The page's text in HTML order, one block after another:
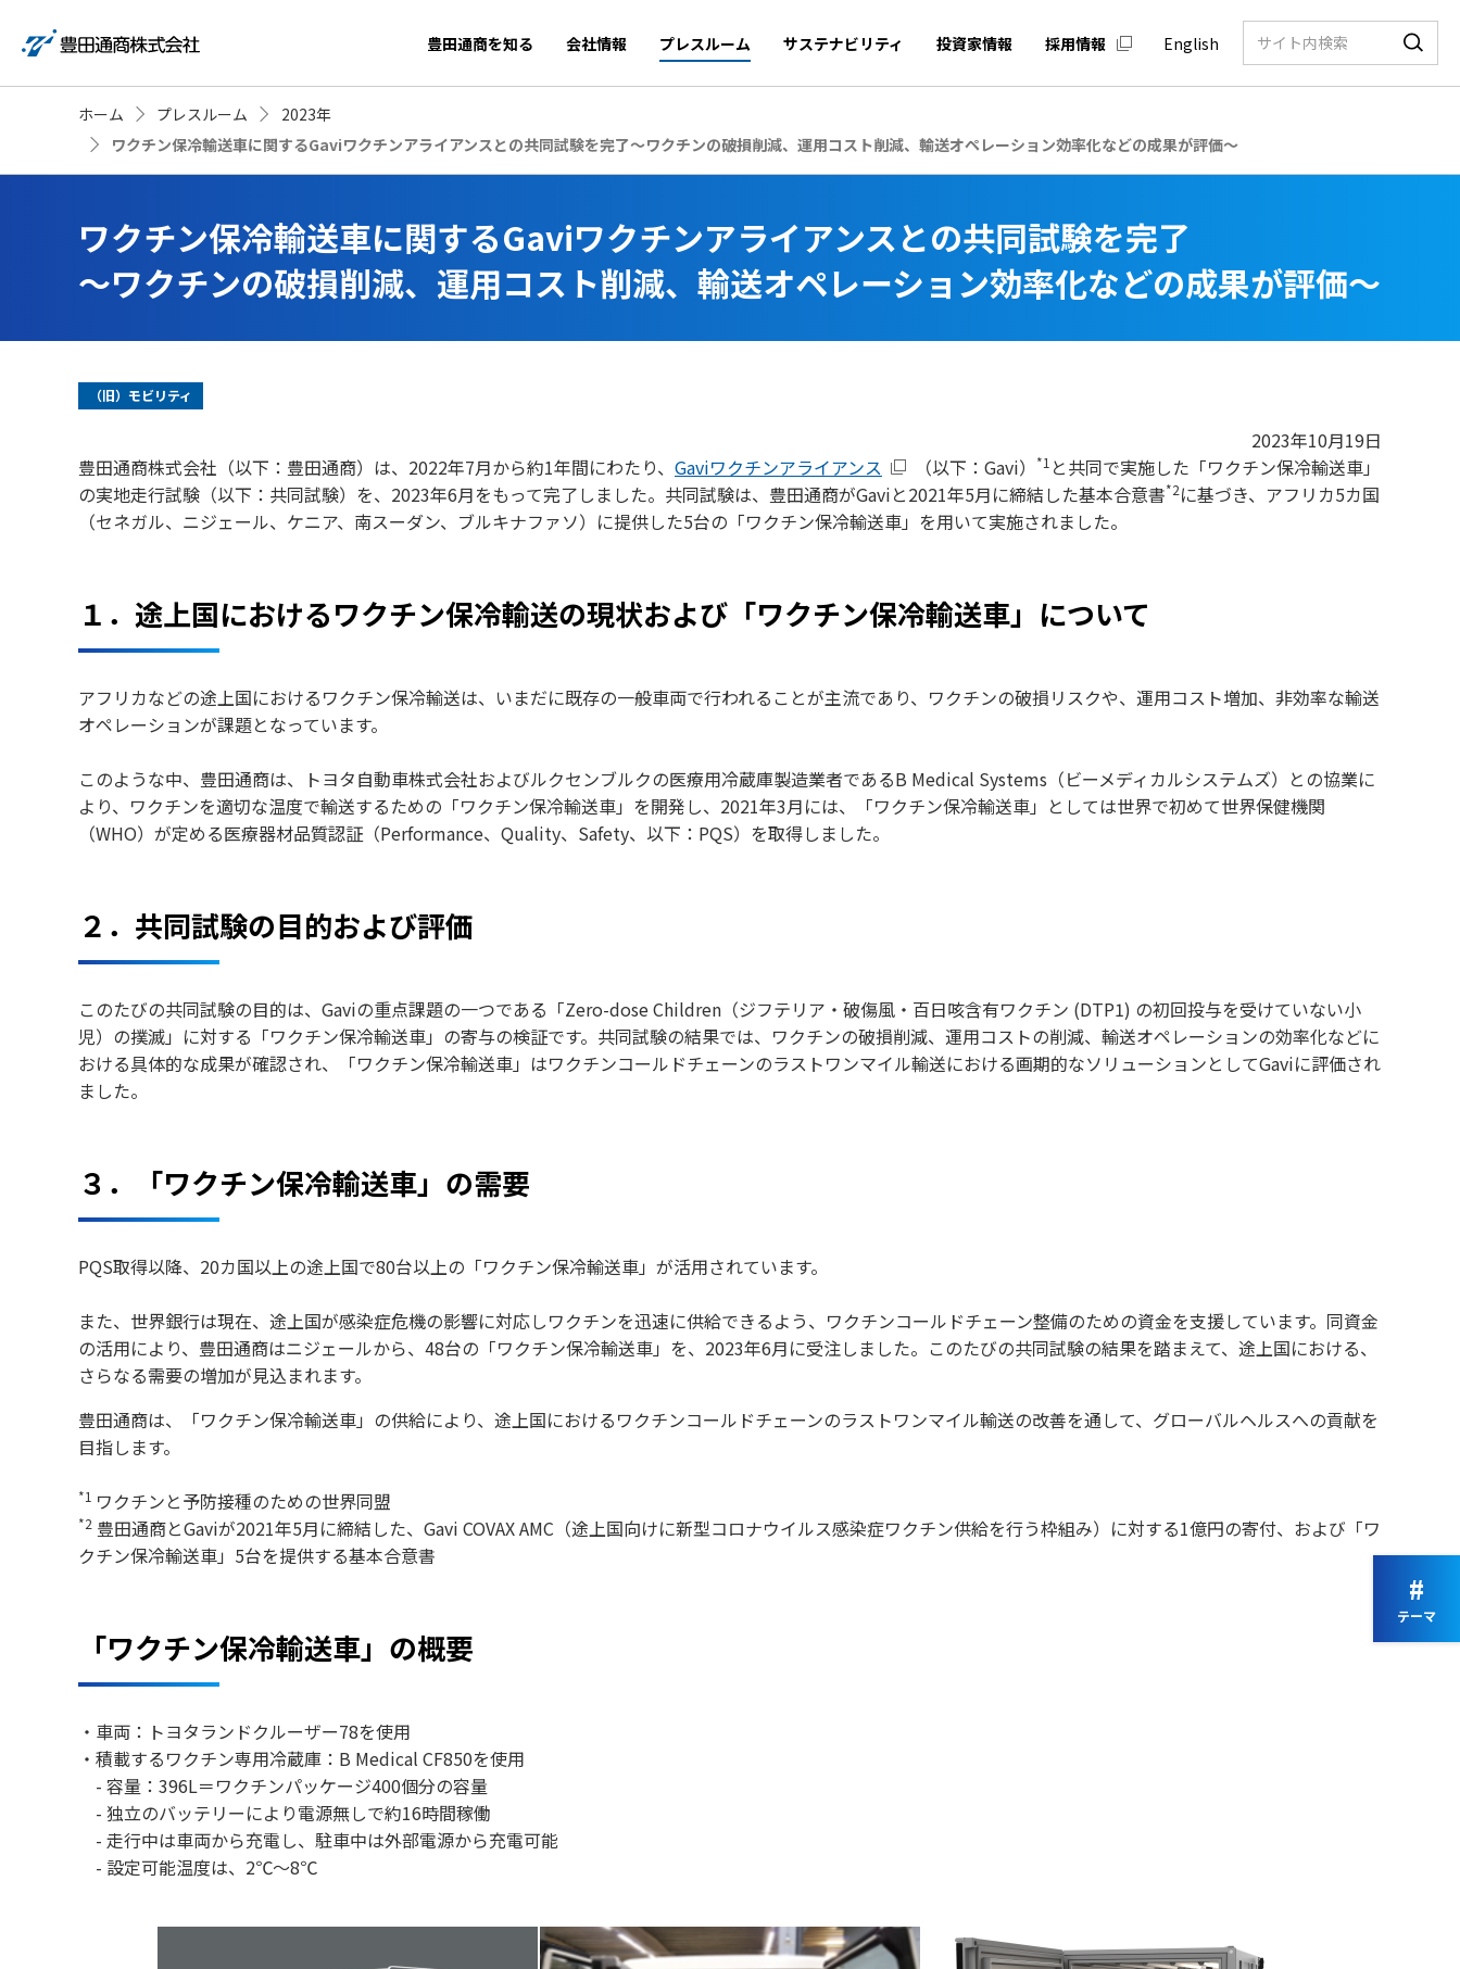
豊田通商を知る 会社情報 プレスルーム サステナビリティ 投資家情報 採用情報 English
ホーム プレスルーム
2023年
ワクチン保冷輸送車に関するGaviワクチンアライアンスとの共同試験を完了～ワクチンの破損削減、運用コスト削減、輸送オペレーション効率化などの成果が評価～
ワクチン保冷輸送車に関するGaviワクチンアライアンスとの共同試験を完了
～ワクチンの破損削減、運用コスト削減、輸送オペレーション効率化などの成果が評価～
（旧）モビリティ
2023年10月19日
豊田通商株式会社（以下：豊田通商）は、 2022年7月から約1年間にわたり、 Gaviワクチンアライアンス （以下： Gavi） *1 と共同で実施した「ワクチン保冷輸送車」
の実地走行試験（以下：共同試験）を、 2023年6月をもって完了しました。共同試験は、豊田通商がGaviと2021年5月に締結した基本合意書*2に基づき、アフリカ5カ国
（セネガル、ニジェール、ケニア、南スーダン、ブルキナファソ）に提供した5台の「ワクチン保冷輸送車」を用いて実施されました。
１．途上国におけるワクチン保冷輸送の現状および「ワクチン保冷輸送車」について
アフリカなどの途上国におけるワクチン保冷輸送は、いまだに既存の一般車両で行われることが主流であり、ワクチンの破損リスクや、運用コスト増加、非効率な輸送
オペレーションが課題となっています。
このような中、豊田通商は、トヨタ自動車株式会社およびルクセンブルクの医療用冷蔵庫製造業者であるB Medical Systems（ビーメディカルシステムズ）との協業に
より、ワクチンを適切な温度で輸送するための「ワクチン保冷輸送車」を開発し、2021年3月には、「ワクチン保冷輸送車」としては世界で初めて世界保健機関
（WHO）が定める医療器材品質認証（Performance、Quality、Safety、以下：PQS）を取得しました。
２．共同試験の目的および評価
このたびの共同試験の目的は、 Gaviの重点課題の一つである「Zero-dose Children （ジフテリア・破傷風・百日咳含有ワクチン (DTP1) の初回投与を受けていない小
児）の撲滅」に対する「ワクチン保冷輸送車」の寄与の検証です。共同試験の結果では、ワクチンの破損削減、運用コストの削減、輸送オペレーションの効率化などに
おける具体的な成果が確認され、「ワクチン保冷輸送車」はワクチンコールドチェーンのラストワンマイル輸送における画期的なソリューションとしてGaviに評価され
ました。
３．「ワクチン保冷輸送車」の需要
PQS取得以降、20カ国以上の途上国で80台以上の「ワクチン保冷輸送車」が活用されています。
また、世界銀行は現在、途上国が感染症危機の影響に対応しワクチンを迅速に供給できるよう、ワクチンコールドチェーン整備のための資金を支援しています。同資金
の活用により、豊田通商はニジェールから、48台の「ワクチン保冷輸送車」を、2023年6月に受注しました。このたびの共同試験の結果を踏まえて、途上国における、
さらなる需要の増加が見込まれます。
豊田通商は、「ワクチン保冷輸送車」の供給により、途上国におけるワクチンコールドチェーンのラストワンマイル輸送の改善を通して、グローバルヘルスへの貢献を
目指します。
*1 ワクチンと予防接種のための世界同盟
*2 豊田通商とGaviが2021年5月に締結した、Gavi COVAX AMC（途上国向けに新型コロナウイルス感染症ワクチン供給を行う枠組み）に対する1億円の寄付、および「ワ
クチン保冷輸送車」5台を提供する基本合意書
「ワクチン保冷輸送車」の概要
・車両：トヨタランドクルーザー78を使用
・積載するワクチン専用冷蔵庫：B Medical CF850を使用
- 容量：396L＝ワクチンパッケージ400個分の容量
- 独立のバッテリーにより電源無しで約16時間稼働
- 走行中は車両から充電し、駐車中は外部電源から充電可能
- 設定可能温度は、2℃～8℃
#
テーマ